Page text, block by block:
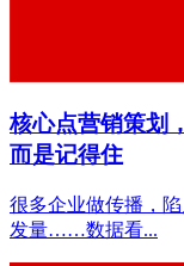
核心点营销策划
而是记得住
很多企业做传播，
发量……数据看...